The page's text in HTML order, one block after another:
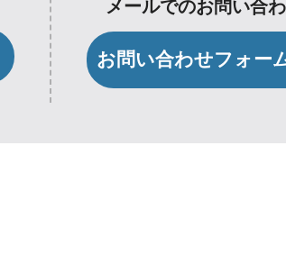
メールでのお問い合
お問い合わせフォー